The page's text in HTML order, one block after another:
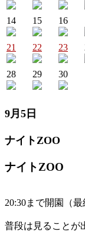
14 15 16
21 22 23
28 29 30
9月5日
ナイトZOO
ナイトZOO
20:30まで開園（最
普段は見ることが